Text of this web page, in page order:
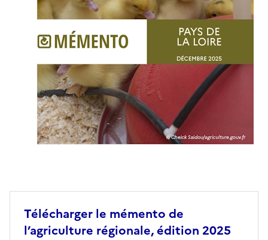
Télécharger le mémento de
l’agriculture régionale, édition 2025